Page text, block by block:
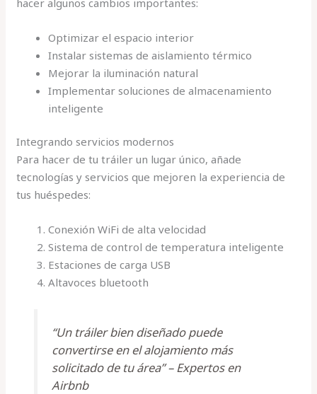
Optimizar el espacio interior
Instalar sistemas de aislamiento térmico
Mejorar la iluminación natural
Implementar soluciones de almacenamiento
inteligente
Integrando servicios modernos
Para hacer de tu tráiler un lugar único, añade
tecnologías y servicios que mejoren la experiencia de
tus huéspedes:
Conexión WiFi de alta velocidad
Sistema de control de temperatura inteligente
Estaciones de carga USB
Altavoces bluetooth
“Un tráiler bien diseñado puede
convertirse en el alojamiento más
solicitado de tu área” – Expertos en
Airbnb